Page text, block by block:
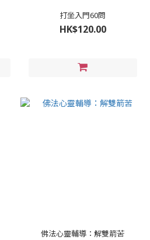
打坐入門60問
HK$120.00
佛法心靈輔導：解雙箭苦